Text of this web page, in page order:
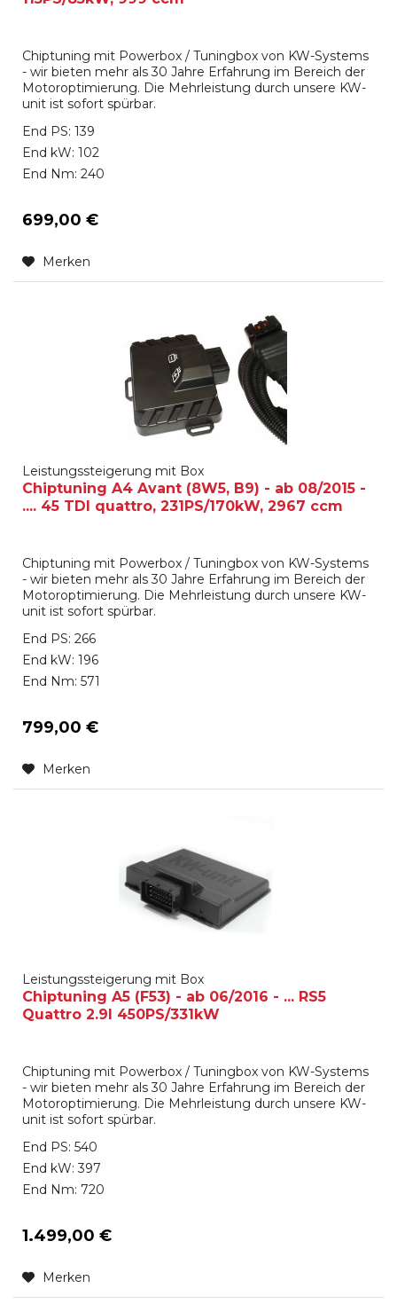
Chiptuning mit Powerbox / Tuningbox von KW-Systems
- wir bieten mehr als 30 Jahre Erfahrung im Bereich der
Motoroptimierung. Die Mehrleistung durch unsere KW-
unit ist sofort spürbar.
End PS: 139
End kW: 102
End Nm: 240
699,00 €
Merken
Leistungssteigerung mit Box
Chiptuning A4 Avant (8W5, B9) - ab 08/2015 -
.... 45 TDI quattro, 231PS/170kW, 2967 ccm
Chiptuning mit Powerbox / Tuningbox von KW-Systems
- wir bieten mehr als 30 Jahre Erfahrung im Bereich der
Motoroptimierung. Die Mehrleistung durch unsere KW-
unit ist sofort spürbar.
End PS: 266
End kW: 196
End Nm: 571
799,00 €
Merken
Leistungssteigerung mit Box
Chiptuning A5 (F53) - ab 06/2016 - ... RS5
Quattro 2.9l 450PS/331kW
Chiptuning mit Powerbox / Tuningbox von KW-Systems
- wir bieten mehr als 30 Jahre Erfahrung im Bereich der
Motoroptimierung. Die Mehrleistung durch unsere KW-
unit ist sofort spürbar.
End PS: 540
End kW: 397
End Nm: 720
1.499,00 €
Merken